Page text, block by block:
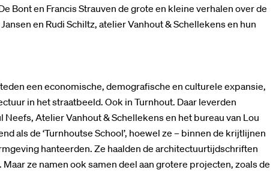
Bont en Francis Strauven de grote en kleine verhalen over de
en Rudi Schiltz, atelier Vanhout & Schellekens en hun
een economische, demografische en culturele expansie,
in het straatbeeld. Ook in Turnhout. Daar leverden
Atelier Vanhout & Schellekens en het bureau van Lou
als de ‘Turnhoutse School’, hoewel ze – binnen de krijtlijnen
hanteerden. Ze haalden de architectuurtijdschriften
ze namen ook samen deel aan grotere projecten, zoals de